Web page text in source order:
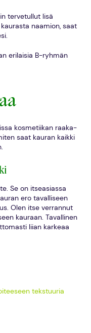
tervetullut lisä
naamion, saat
erilaisia B-ryhmän
kosmetiikan raaka-
saat kauran kaikki
Se on itseasiassa
ero tavalliseen
Olen itse verrannut
kauraan. Tavallinen
liian karkeaa
tekstuuria